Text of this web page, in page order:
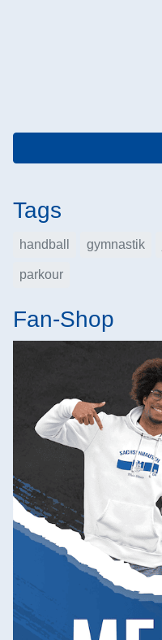
Tags
handball gymnastik
parkour
Fan-Shop